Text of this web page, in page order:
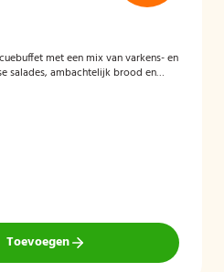
met een mix van varkens- en
salades, ambachtelijk brood en
genieters.
Toevoegen